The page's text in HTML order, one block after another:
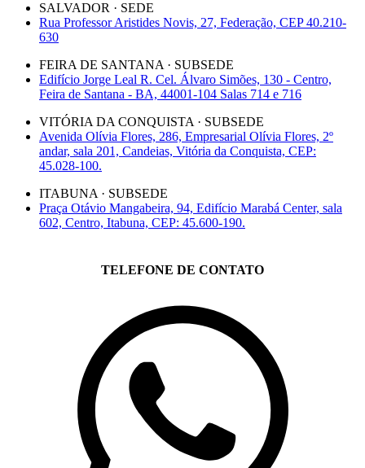
SALVADOR · SEDE
Rua Professor Aristides Novis, 27, Federação, CEP 40.210-
630
FEIRA DE SANTANA · SUBSEDE
Edifício Jorge Leal R. Cel. Álvaro Simões, 130 - Centro,
Feira de Santana - BA, 44001-104 Salas 714 e 716
VITÓRIA DA CONQUISTA · SUBSEDE
Avenida Olívia Flores, 286, Empresarial Olívia Flores, 2º
andar, sala 201, Candeias, Vitória da Conquista, CEP:
45.028-100.
ITABUNA · SUBSEDE
Praça Otávio Mangabeira, 94, Edifício Marabá Center, sala
602, Centro, Itabuna, CEP: 45.600-190.
TELEFONE DE CONTATO